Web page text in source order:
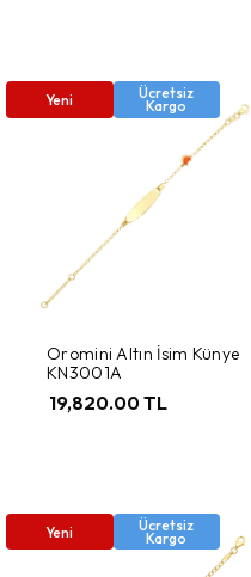
Yeni Ücretsiz
Kargo
Oromini Altın İsim Künye
KN3001A
19,820.00 TL
Yeni Ücretsiz
Kargo